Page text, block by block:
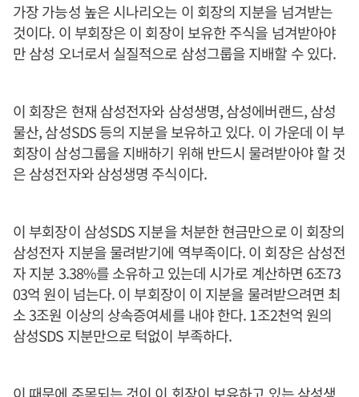
가장 가능성 높은 시나리오는 이 회장의 지분을 넘겨받는
것이다. 이 부회장은 이 회장이 보유한 주식을 넘겨받아야
만 삼성 오너로서 실질적으로 삼성그룹을 지배할 수 있다.
이 회장은 현재 삼성전자와 삼성생명, 삼성에버랜드, 삼성
물산, 삼성SDS 등의 지분을 보유하고 있다. 이 가운데 이 부
회장이 삼성그룹을 지배하기 위해 반드시 물려받아야 할 것
은 삼성전자와 삼성생명 주식이다.
이 부회장이 삼성SDS 지분을 처분한 현금만으로 이 회장의
삼성전자 지분을 물려받기에 역부족이다. 이 회장은 삼성전
자 지분 3.38%를 소유하고 있는데 시가로 계산하면 6조73
03억 원이 넘는다. 이 부회장이 이 지분을 물려받으려면 최
소 3조원 이상의 상속증여세를 내야 한다. 1조2천억 원의
삼성SDS 지분만으로 턱없이 부족하다.